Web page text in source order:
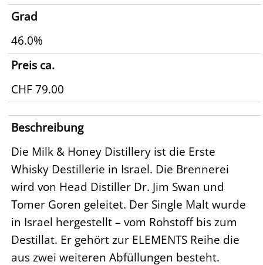
Grad
46.0%
Preis ca.
CHF 79.00
Beschreibung
Die Milk & Honey Distillery ist die Erste
Whisky Destillerie in Israel. Die Brennerei
wird von Head Distiller Dr. Jim Swan und
Tomer Goren geleitet. Der Single Malt wurde
in Israel hergestellt – vom Rohstoff bis zum
Destillat. Er gehört zur ELEMENTS Reihe die
aus zwei weiteren Abfüllungen besteht.